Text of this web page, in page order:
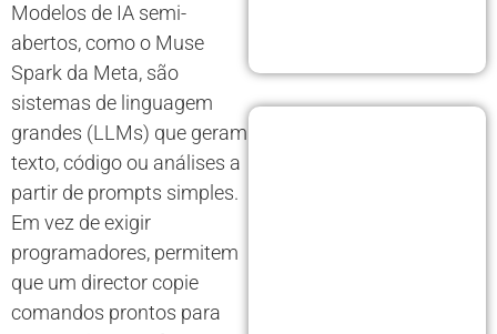
Modelos de IA semi-
abertos, como o Muse
Spark da Meta, são
sistemas de linguagem
grandes (LLMs) que geram
texto, código ou análises a
partir de prompts simples.
Em vez de exigir
programadores, permitem
que um director copie
comandos prontos para